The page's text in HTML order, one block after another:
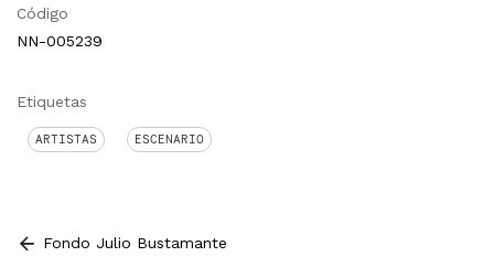
Código
NN-005239
Etiquetas
ARTISTAS ESCENARIO
Fondo Julio Bustamante